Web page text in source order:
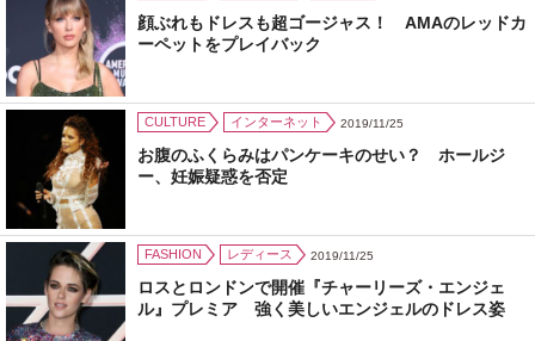
顔ぶれもドレスも超ゴージャス！ AMAのレッドカ
ーペットをプレイバック
CULTURE インターネット 2019/11/25
お腹のふくらみはパンケーキのせい？ ホールジ
ー、妊娠疑惑を否定
FASHION レディース 2019/11/25
ロスとロンドンで開催『チャーリーズ・エンジェ
ル』プレミア 強く美しいエンジェルのドレス姿